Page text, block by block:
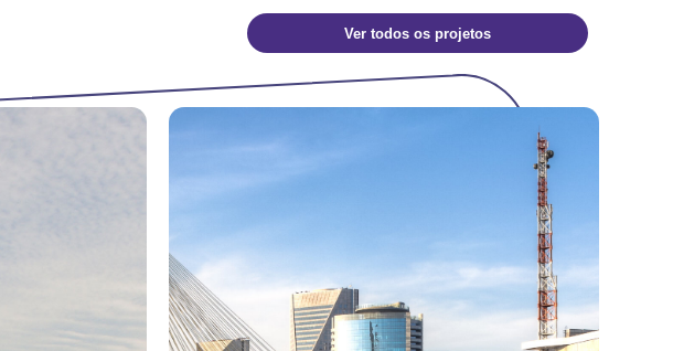
Ver todos os projetos